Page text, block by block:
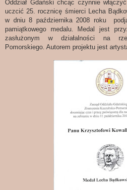
Oddział Gdański chcąc czynnie
uczcić 25. rocznicę śmierci Lecha
w dniu 8 października 2008 roku
pamiątkowego medalu. Medal jest
zasłużonym w działalności na
Pomorskiego. Autorem projektu jest